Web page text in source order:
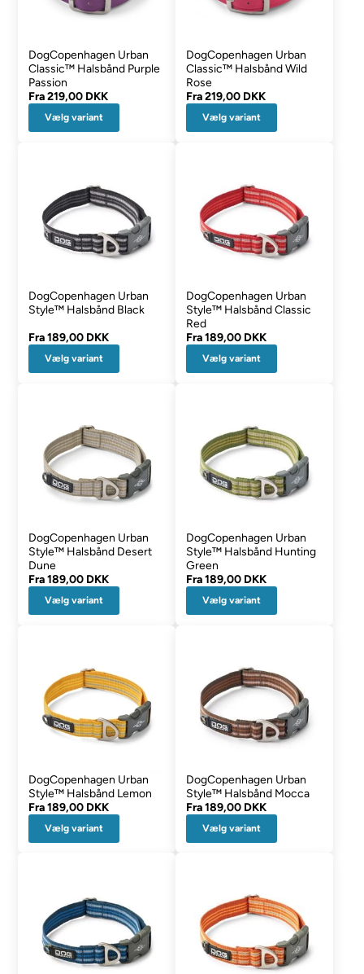
DogCopenhagen Urban
Classic™ Halsbånd Purple
Passion
Fra219,00 DKK
Vælg variant
DogCopenhagen Urban
Classic™ Halsbånd Wild
Rose
Fra219,00 DKK
Vælg variant
DogCopenhagen Urban
Style™ Halsbånd Black
Fra189,00 DKK
Vælg variant
DogCopenhagen Urban
Style™ Halsbånd Classic
Red
Fra189,00 DKK
Vælg variant
DogCopenhagen Urban
Style™ Halsbånd Desert
Dune
Fra189,00 DKK
Vælg variant
DogCopenhagen Urban
Style™ Halsbånd Hunting
Green
Fra189,00 DKK
Vælg variant
DogCopenhagen Urban
Style™ Halsbånd Lemon
Fra189,00 DKK
Vælg variant
DogCopenhagen Urban
Style™ Halsbånd Mocca
Fra189,00 DKK
Vælg variant